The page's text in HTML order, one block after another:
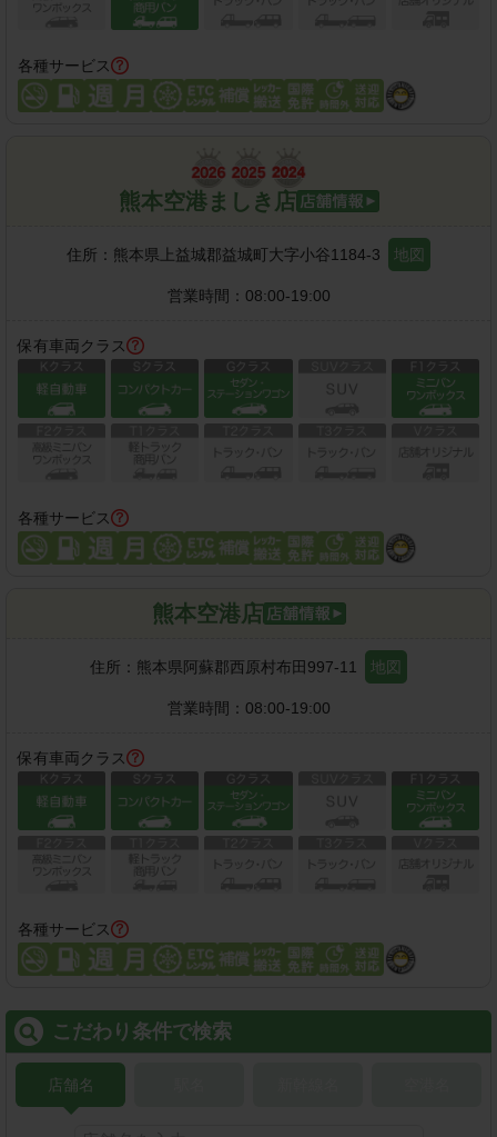
各種サービス
熊本空港ましき店
住所： 熊本県上益城郡益城町大字小谷1184-3 地図
営業時間： 08:00-19:00
保有車両クラス
各種サービス
熊本空港店
住所： 熊本県阿蘇郡西原村布田997-11 地図
営業時間： 08:00-19:00
保有車両クラス
各種サービス
こだわり条件で検索
店舗名